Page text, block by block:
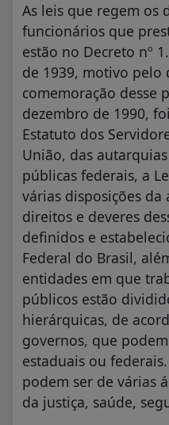
As leis que regem os
funcionários que
estão no Decreto nº
de 1939, motivo pelo
comemoração desse
dezembro de 1990,
Estatuto dos
União, das
públicas federais, a
várias disposições
direitos e deveres
definidos e
Federal do Brasil,
entidades em que
públicos estão
hierárquicas, de
governos, que
estaduais ou
podem ser de várias
da justiça, saúde,